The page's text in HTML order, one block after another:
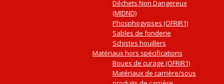
Déchets Non Dangereux
(MIDND)
Phosphogypses (OFRIR1)
Sables de fonderie
Schistes houillers
Matériaux hors spécifications
Boues de curage (OFRIR1)
Matériaux de carrière/sous